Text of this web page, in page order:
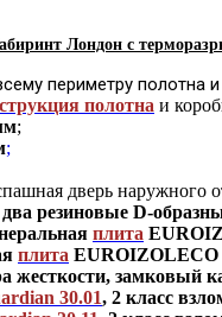
Лондон с
периметру полотна
полотна и
;
;
дверь наружного
два резиновые D-
плита
плита EUROIZOLECO
замковый
30.01, 2 класс